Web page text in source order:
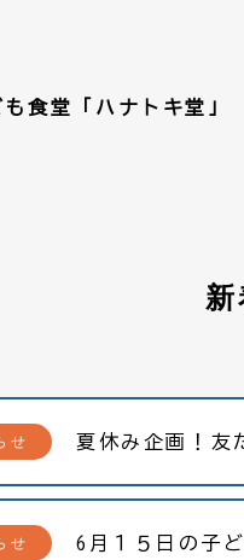
食堂「ハナトキ堂」
せ 夏休み企画！友
せ 6月１５日の子